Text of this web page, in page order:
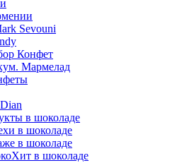
Sevouni
Конфет
Мармелад
в шоколаде
в шоколаде
в шоколаде
в шоколаде